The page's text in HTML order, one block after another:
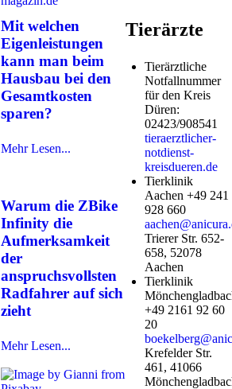
Mit welchen
Eigenleistungen
kann man beim
Hausbau bei den
Gesamtkosten
sparen?
Mehr Lesen...
Warum die ZBike
Infinity die
Aufmerksamkeit
der
anspruchsvollsten
Radfahrer auf sich
zieht
Mehr Lesen...
Tierärzte
Tierärztliche
Notfallnummer
für den Kreis
Düren:
02423/908541
tieraerztlicher-
notdienst-
kreisdueren.de
Tierklinik
Aachen +49 241
928 660
Trierer Str. 652-
658, 52078
Aachen
Tierklinik
+49 2161 92 60
20
Krefelder Str.
461, 41066